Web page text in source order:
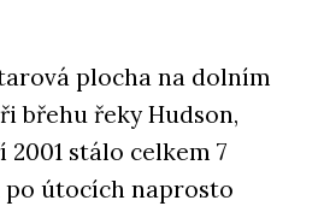
plocha na dolním
břehu řeky Hudson,
2001 stálo celkem 7
po útocích naprosto